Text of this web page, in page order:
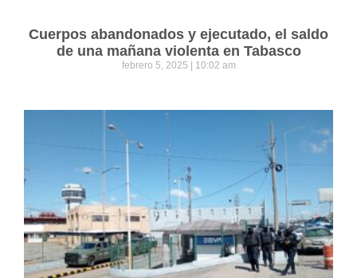
Cuerpos abandonados y ejecutado, el saldo
de una mañana violenta en Tabasco
febrero 5, 2025 10:02 am